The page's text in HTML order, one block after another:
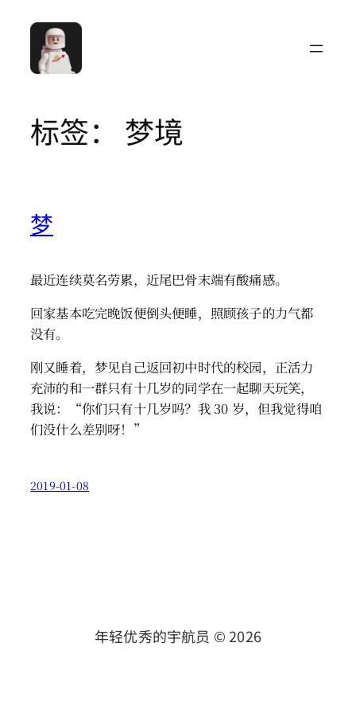
标签： 梦境
梦
最近连续莫名劳累，近尾巴骨末端有酸痛感。
回家基本吃完晚饭便倒头便睡，照顾孩子的力气都
没有。
刚又睡着，梦见自己返回初中时代的校园，正活力
充沛的和一群只有十几岁的同学在一起聊天玩笑，
我说：“你们只有十几岁吗？我 30 岁，但我觉得咱
们没什么差别呀！”
2019-01-08
年轻优秀的宇航员 © 2026